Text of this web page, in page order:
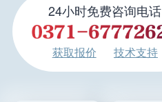
24小时免费咨询电话
获取报价 技术支持